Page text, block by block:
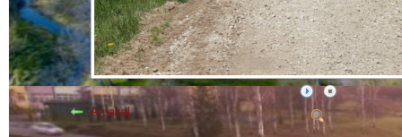
Atpakaļ